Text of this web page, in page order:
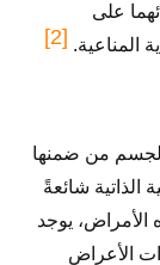
على
المناعية. [2]
الجسم من ضمنها
الذاتية شائعةً
الأمراض، يوجد
الأعراض